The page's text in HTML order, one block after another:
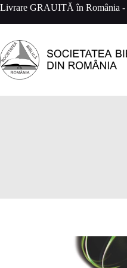
Sari
conținut
Livrare GRAUITĂ în România -